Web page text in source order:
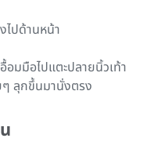
ปด้านหน้า
มมือไปแตะปลายนิ้วเท้า
ลุกขึ้นมานั่งตรง